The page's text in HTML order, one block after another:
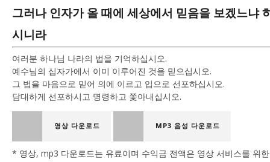
그러나 인자가 올 때에 세상에서 믿음을 보겠느냐
시니라
여러분 하나님 나라의 법을 기억하십시오.
예수님의 십자가에서 이미 이루어진 것을 믿으십시오.
그 법을 마음으로 믿어 의에 이르고 입으로 선포하십시오.
담대하게 선포하시고 명령하고 쫓아내십시오.
영상 다운로드 MP3 음성 다운로드
* 영상, mp3 다운로드는 유료이며 수익금 전액은 영상 서비스를 위